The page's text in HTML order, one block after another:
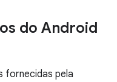
do Android
fornecidas pela